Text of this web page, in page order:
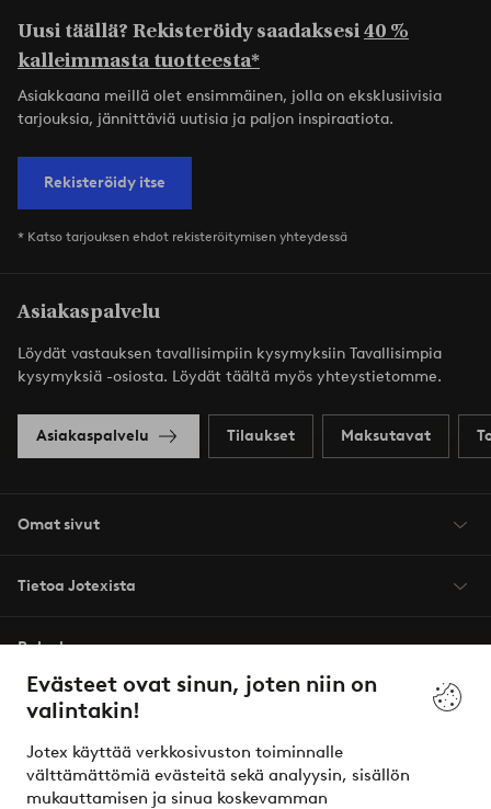
Evästeet ovat sinun, joten niin on
valintakin!
Jotex käyttää verkkosivuston toiminnalle
välttämättömiä evästeitä sekä analyysin, sisällön
mukauttamisen ja sinua koskevamman
Uusi täällä? Rekisteröidy saadaksesi40 %
kalleimmasta tuotteesta*
Asiakkaana meillä olet ensimmäinen, jolla on eksklusiivisia
tarjouksia, jännittäviä uutisia ja paljon inspiraatiota.
Rekisteröidy itse
* Katso tarjouksen ehdot rekisteröitymisen yhteydessä
Asiakaspalvelu
Löydät vastauksen tavallisimpiin kysymyksiin Tavallisimpia
kysymyksiä -osiosta. Löydät täältä myös yhteystietomme.
Asiakaspalvelu Tilaukset Maksutavat
Omat sivut
Tietoa Jotexista
Palvelumme
Ehdot
Ystävät